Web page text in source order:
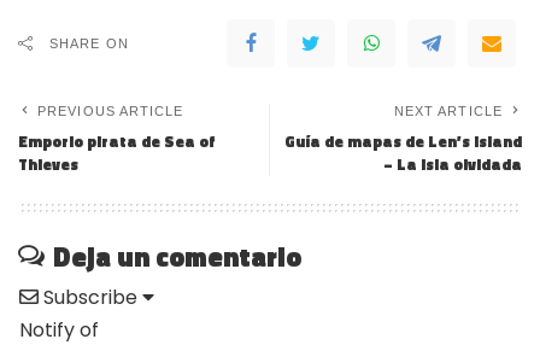
SHARE ON
PREVIOUS ARTICLE
Emporio pirata de Sea of ​​
Thieves
NEXT ARTICLE
Guía de mapas de Len’s Island
– La isla olvidada
Deja un comentario
Subscribe
Notify of